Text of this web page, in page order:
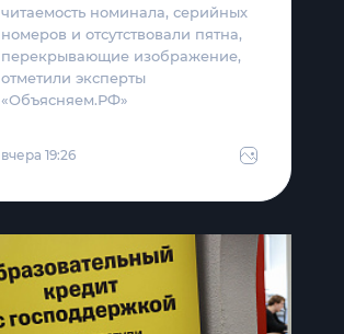
читаемость номинала, серийных
номеров и отсутствовали пятна,
перекрывающие изображение,
отметили эксперты
«Объясняем.РФ»
вчера 19:26